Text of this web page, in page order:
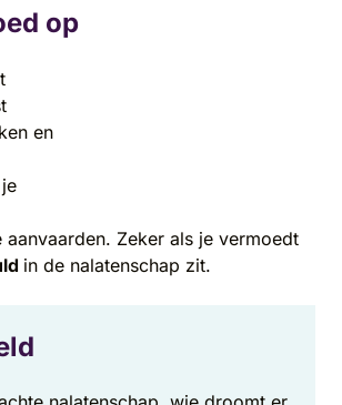
op
en
aanvaarden. Zeker als je vermoedt
in de nalatenschap zit.